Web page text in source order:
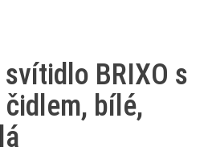
BRIXO s
bílé,